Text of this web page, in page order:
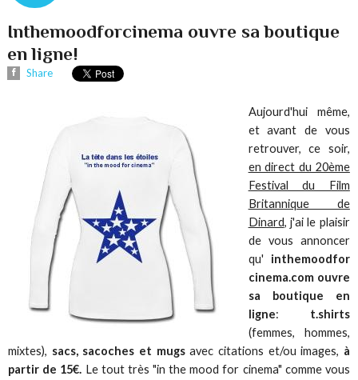
Inthemoodforcinema ouvre sa boutique
en ligne!
Share
Aujourd'hui même,
et avant de vous
retrouver, ce soir,
en direct du 20ème
Festival du Film
Britannique de
Dinard, j'ai le plaisir
de vous annoncer
qu' inthemoodfor
cinema.com ouvre
sa boutique en
ligne: t.shirts
(femmes, hommes,
mixtes), sacs, sacoches et mugsavec citations et/ou images, à
partir de 15€. Le tout très "in the mood for cinema" comme vous